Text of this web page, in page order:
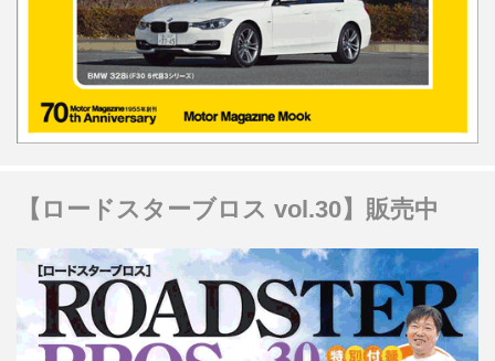
【ロードスターブロス vol.30】販売中